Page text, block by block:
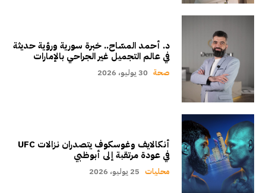
د. أحمد المسّاح.. خبرة سورية ورؤية حديثة
في عالم التجميل غير الجراحي بالإمارات
صحة 30 يوليو، 2026
أنكالايف وغوسكوف يتصدران نزالات UFC
في عودة مرتقبة إلى أبوظبي
محليات 25 يوليو، 2026